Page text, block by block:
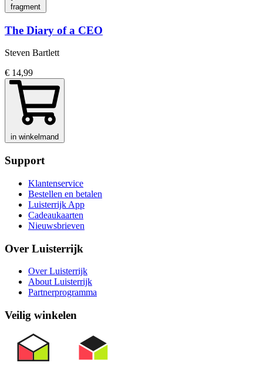
fragment
The Diary of a CEO
Steven Bartlett
€ 14,99
in winkelmand
Support
Klantenservice
Bestellen en betalen
Luisterrijk App
Cadeaukaarten
Nieuwsbrieven
Over Luisterrijk
Over Luisterrijk
About Luisterrijk
Partnerprogramma
Veilig winkelen